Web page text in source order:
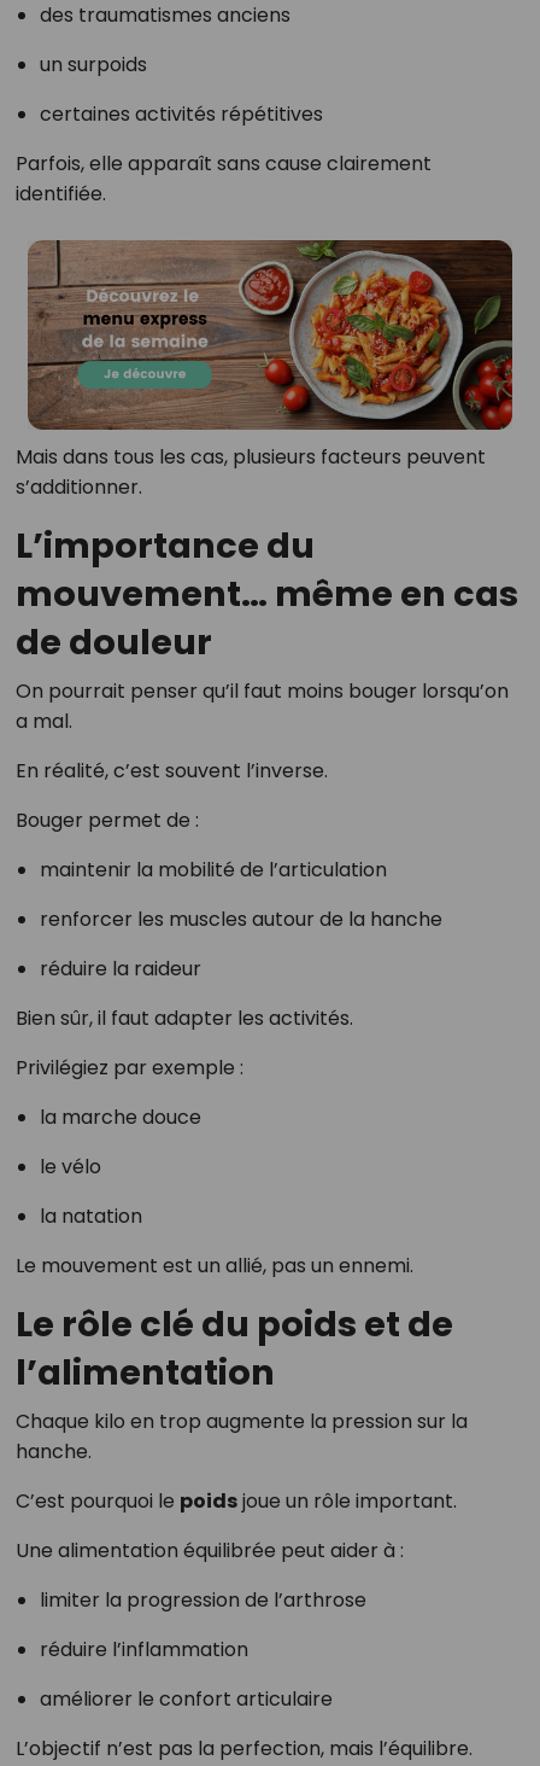
des traumatismes anciens
un surpoids
certaines activités répétitives
Parfois, elle apparaît sans cause clairement
identifiée.
Mais dans tous les cas, plusieurs facteurs peuvent
s’additionner.
L’importance du
mouvement… même en cas
de douleur
On pourrait penser qu’il faut moins bouger lorsqu’on
a mal.
En réalité, c’est souvent l’inverse.
Bouger permet de :
maintenir la mobilité de l’articulation
renforcer les muscles autour de la hanche
réduire la raideur
Bien sûr, il faut adapter les activités.
Privilégiez par exemple :
la marche douce
le vélo
la natation
Le mouvement est un allié, pas un ennemi.
Le rôle clé du poids et de
l’alimentation
Chaque kilo en trop augmente la pression sur la
hanche.
C’est pourquoi le poidsjoue un rôle important.
Une alimentation équilibrée peut aider à :
limiter la progression de l’arthrose
réduire l’inflammation
améliorer le confort articulaire
L’objectif n’est pas la perfection, mais l’équilibre.